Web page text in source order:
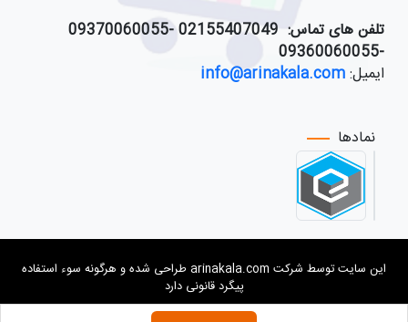
تلفن های تماس:
021
55407049 -09370060055
-09360060055
ایمیل:info@arinakala.com
نمادها
این سایت توسط شرکت arinakala.com طراحی شده و هرگونه سوء استفاده
پیگرد قانونی دارد